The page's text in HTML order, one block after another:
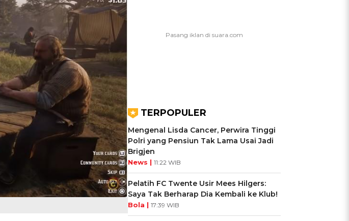
TERPOPULER
Mengenal Lisda Cancer, Perwira Tinggi
Polri yang Pensiun Tak Lama Usai Jadi
Brigjen
News | 11:22 WIB
Pelatih FC Twente Usir Mees Hilgers:
Saya Tak Berharap Dia Kembali ke Klub!
Bola | 17:39 WIB